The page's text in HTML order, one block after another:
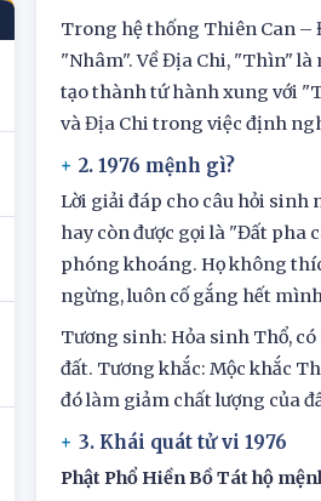
Trong hệ thống Thiên Can –
"Nhâm". Về Địa Chi, "Thìn"
tạo thành tứ hành xung với
và Địa Chi trong việc định
2. 1976 mệnh gì?
Lời giải đáp cho câu hỏi sinh
hay còn được gọi là "Đất pha
phóng khoáng. Họ không
ngừng, luôn cố gắng hết
Tương sinh: Hỏa sinh Thổ,
đất. Tương khắc: Mộc khắc
đó làm giảm chất lượng của
3. Khái quát tử vi 1976
Phật Phổ Hiền Bồ Tát hộ